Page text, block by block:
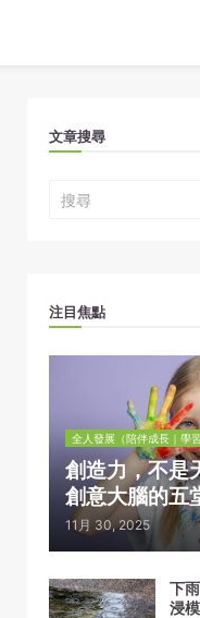
文章搜尋
注目焦點
全人發展（陪伴成長｜學習
創造力，不是
創意大腦的五
11月 30, 2025
下
浸